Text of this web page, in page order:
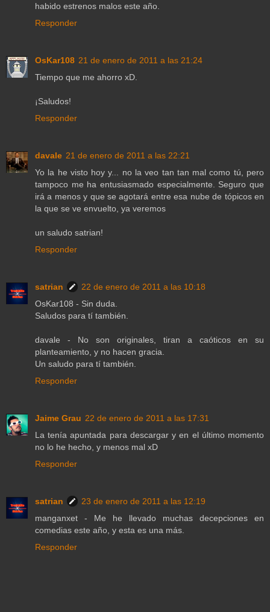
habido estrenos malos este año.
Responder
OsKar108 21 de enero de 2011 a las 21:24
Tiempo que me ahorro xD.
¡Saludos!
Responder
davale 21 de enero de 2011 a las 22:21
Yo la he visto hoy y... no la veo tan tan mal como tú, pero
tampoco me ha entusiasmado especialmente. Seguro que
irá a menos y que se agotará entre esa nube de tópicos en
la que se ve envuelto, ya veremos
un saludo satrian!
Responder
satrian
22 de enero de 2011 a las 10:18
OsKar108 - Sin duda.
Saludos para tí también.
davale - No son originales, tiran a caóticos en su
planteamiento, y no hacen gracia.
Un saludo para tí también.
Responder
Jaime Grau 22 de enero de 2011 a las 17:31
La tenía apuntada para descargar y en el último momento
no lo he hecho, y menos mal xD
Responder
satrian
23 de enero de 2011 a las 12:19
manganxet - Me he llevado muchas decepciones en
comedias este año, y esta es una más.
Responder